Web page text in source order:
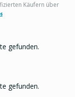
Käufern über
gefunden.
gefunden.